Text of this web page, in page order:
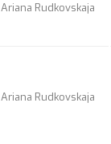
Ariana Rudkovskaja
Ariana Rudkovskaja